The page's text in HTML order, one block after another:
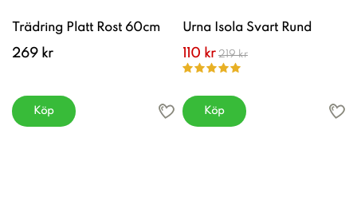
Trädring Platt Rost 60cm
269 kr
Köp
Urna Isola Svart Rund
110 kr 219 kr
Köp